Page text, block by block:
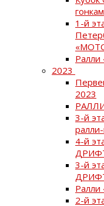
гонкам
1-й
2023
2023
3-й
4-й
3-й
Ралли
2-й